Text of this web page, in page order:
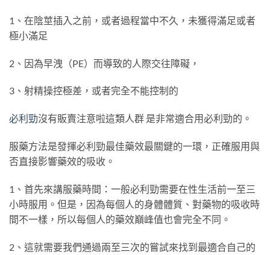
1、在陰莖插入之前，或者過程當中不久，未獲得滿足或者
極小滿足
2、因為早洩（PE）而導致的人際交往障礙，
3、射精操控極差，或者完全不能控制的
必利勁沒有販賣注意啦這類人群 是非常適合用必利勁的。
服藥方法是發揮必利勁最佳藥效最關鍵的一環，正確服用與
否直接影響藥效的吸收。
1、首先來講服藥時間：一般必利勁需要在性生活前一至三
小時服用。但是，因為每個人的身體體質、對藥物的吸收時
間不一樣，所以每個人的藥效巔峰值也會完全不同。
2、這就需要我們通過兩至三次的嘗試來找到最適合自己的